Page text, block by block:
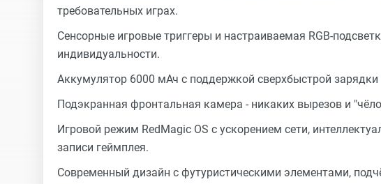
требовательных играх.
Сенсорные игровые триггеры и настраиваемая RGB-
индивидуальности.
Аккумулятор 6000 мАч с поддержкой сверхбыстрой зарядки
Подэкранная фронтальная камера - никаких вырезов и
Игровой режим RedMagic OS с ускорением сети,
записи геймплея.
Современный дизайн с футуристическими элементами,